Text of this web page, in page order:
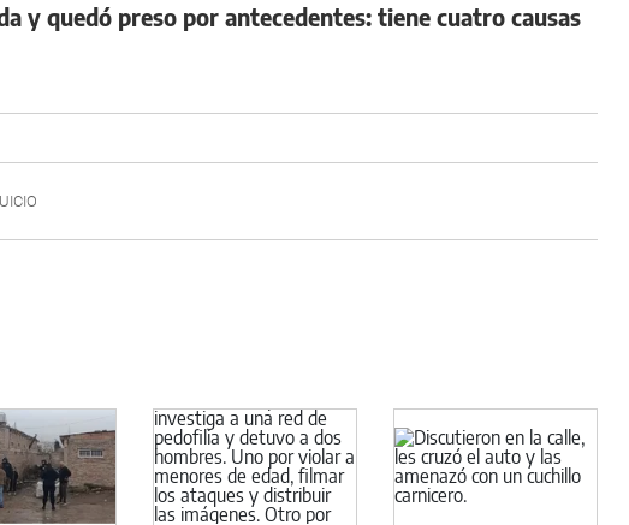
y quedó preso por antecedentes: tiene cuatro causas